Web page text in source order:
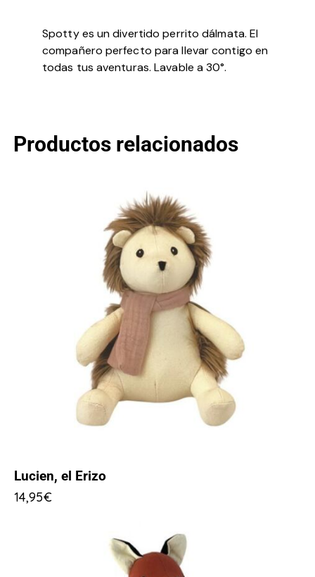
Spotty es un divertido perrito dálmata. El
compañero perfecto para llevar contigo en
todas tus aventuras. Lavable a 30°.
Productos relacionados
Lucien, el Erizo
14,95€